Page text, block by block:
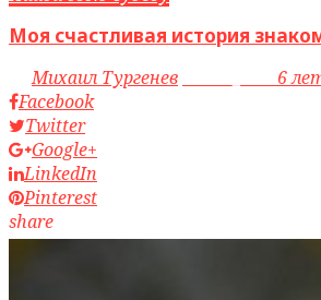
Моя счастливая история
byМихаил Тургенев
6
Facebook
Twitter
Google+
LinkedIn
Pinterest
share